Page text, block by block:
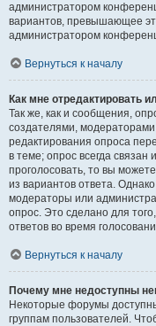
администратором
вариантов, превышающее
администратором
Вернуться к началу
Как мне отредактировать
Так же, как и сообщения,
создателями,
редактирования опроса
в теме; опрос всегда
проголосовать, то вы
из вариантов ответа.
модераторы или
опрос. Это сделано для
ответов во время
Вернуться к началу
Почему мне недоступны
Некоторые форумы
группам пользователей.